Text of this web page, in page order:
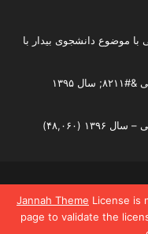
Jannah Theme License is
page to validate the
موضوع دانشجوی بیدار با
۱۳۹۵
۱۳۹۶ (۴۸,۰۶۰)